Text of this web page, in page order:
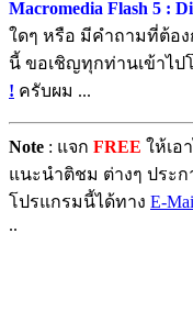
Macromedia Flash 5 :
ใดๆ หรือ มีคำถามที่ต้อ
นี้ ขอเชิญทุกท่านเข้าไ
! ครับผม ...
Note : แจก FREE ให้เอ
แนะนำติชม ต่างๆ ประ
โปรแกรมนี้ได้ทาง E-
..